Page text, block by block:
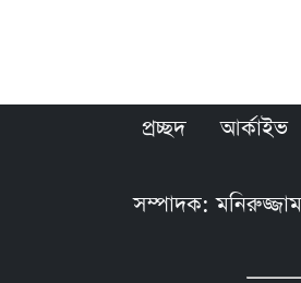
প্রচ্ছদ আর্কাইভ
সম্পাদক: